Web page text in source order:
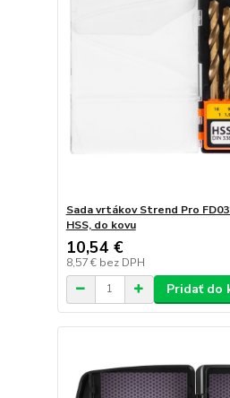
Sada vrtákov Strend Pro
HSS, do kovu
10,54 €
8,57 € bez DPH
Pridať do